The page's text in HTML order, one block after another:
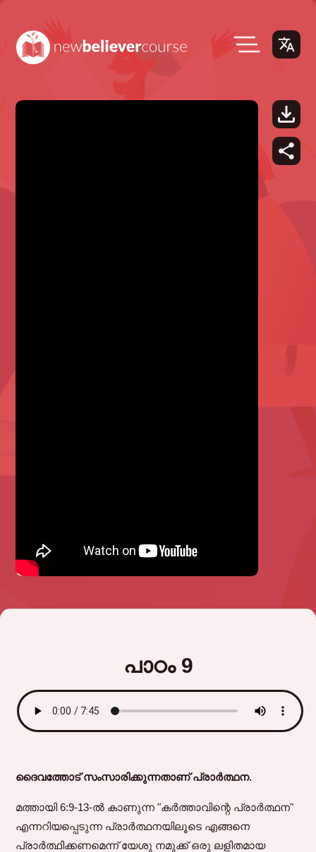
പാഠം 9
ദൈവത്തോട് സംസാരിക്കുന്നതാണ് പ്രാർത്ഥന.
മത്തായി 6:9-13-ൽ കാണുന്ന "കർത്താവിന്റെ പ്രാർത്ഥന"
എന്നറിയപ്പെടുന്ന പ്രാർത്ഥനയിലൂടെ എങ്ങനെ
പ്രാർത്ഥിക്കണമെന്ന് യേശു നമുക്ക് ഒരു ലളിതമായ